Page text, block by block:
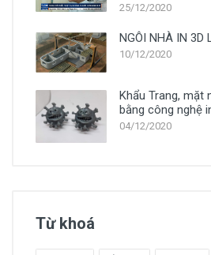
25/12/2020
NGÔI NHÀ IN 3D
10/12/2020
Khẩu Trang, mặt
bằng công nghệ
04/12/2020
Từ khoá